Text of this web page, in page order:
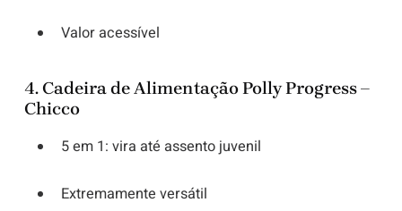
Valor acessível
4.Cadeira de Alimentação Polly Progress –
Chicco
5 em 1: vira até assento juvenil
Extremamente versátil